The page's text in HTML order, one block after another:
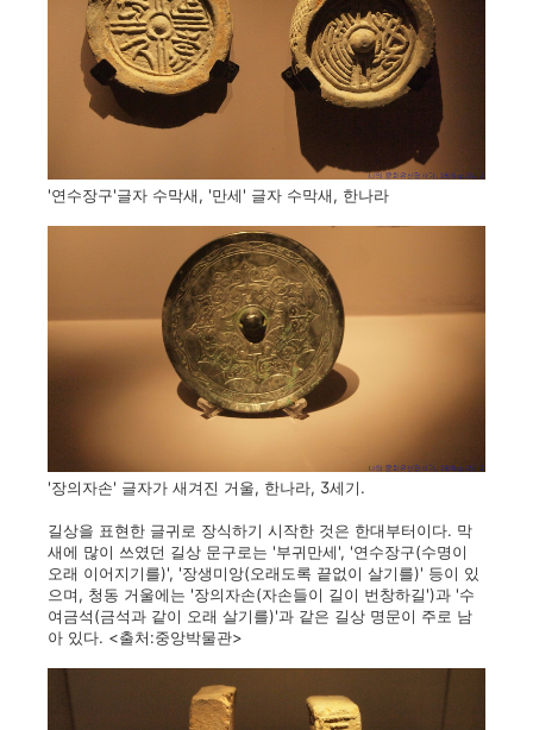
'연수장구'글자 수막새, '만세' 글자 수막새, 한나라
'장의자손' 글자가 새겨진 거울, 한나라, 3세기.
길상을 표현한 글귀로 장식하기 시작한 것은 한대부터이다. 막
새에 많이 쓰였던 길상 문구로는 '부귀만세', '연수장구(수명이
오래 이어지기를)', '장생미앙(오래도록 끝없이 살기를)' 등이 있
으며, 청동 거울에는 '장의자손(자손들이 길이 번창하길')과 '수
여금석(금석과 같이 오래 살기를)'과 같은 길상 명문이 주로 남
아 있다. <출처:중앙박물관>